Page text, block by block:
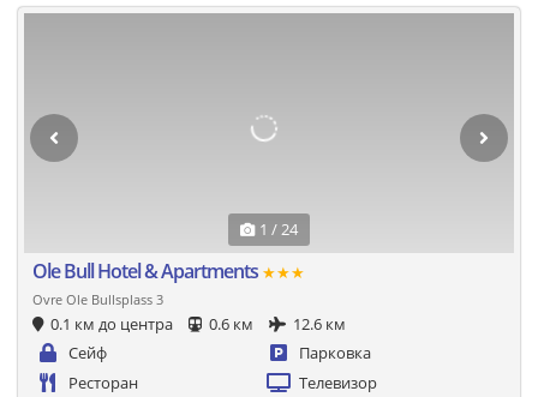
1 / 24
Ole Bull Hotel & Apartments ★★★
Ovre Ole Bullsplass 3
0.1 км до центра 0.6 км
12.6 км
Сейф
Парковка
Ресторан
Телевизор